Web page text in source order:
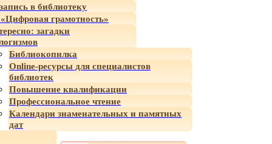
в библиотеку
грамотность»
загадки
Библиокопилка
Online-ресурсы для специалистов
библиотек
Повышение квалификации
Профессиональное чтение
Календари знаменательных и памятных
дат